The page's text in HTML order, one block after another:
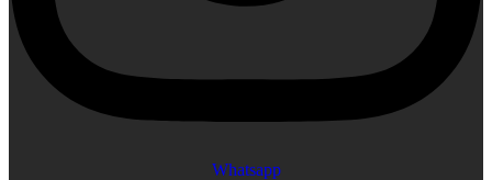
Whatsapp